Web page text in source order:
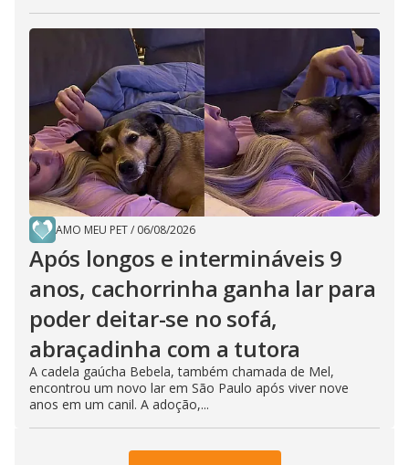
AMO MEU PET/ 06/08/2026
Após longos e intermináveis 9
anos, cachorrinha ganha lar para
poder deitar-se no sofá,
abraçadinha com a tutora
A cadela gaúcha Bebela, também chamada de Mel,
encontrou um novo lar em São Paulo após viver nove
anos em um canil. A adoção,...